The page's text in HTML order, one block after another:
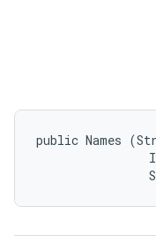
public Names